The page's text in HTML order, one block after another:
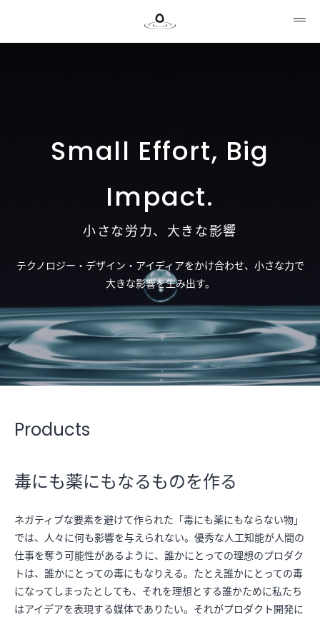
Small Effort, Big
Impact.
小さな労力、大きな影響
テクノロジー・デザイン・アイディアをかけ合わせ、小さな力で
大きな影響を生み出す。
Products
毒にも薬にもなるものを作る
ネガティブな要素を避けて作られた「毒にも薬にもならない物」
では、人々に何も影響を与えられない。優秀な人工知能が人間の
仕事を奪う可能性があるように、誰かにとっての理想のプロダク
トは、誰かにとっての毒にもなりえる。たとえ誰かにとっての毒
になってしまったとしても、それを理想とする誰かために私たち
はアイデアを表現する媒体でありたい。それがプロダクト開発に